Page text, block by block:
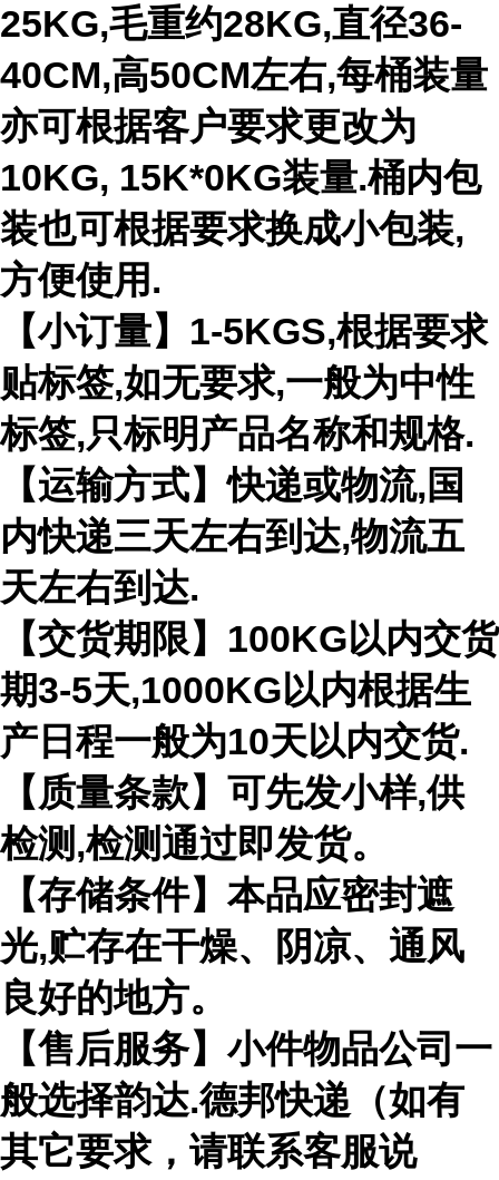
25KG,毛重约28KG,直径36-
40CM,高50CM左右,每桶装量
亦可根据客户要求更改为
10KG, 15K*0KG装量.桶内包
装也可根据要求换成小包装,
方便使用.
【小订量】1-5KGS,根据要求
贴标签,如无要求,一般为中性
标签,只标明产品名称和规格.
【运输方式】快递或物流,国
内快递三天左右到达,物流五
天左右到达.
【交货期限】100KG以内交货
期3-5天,1000KG以内根据生
产日程一般为10天以内交货.
【质量条款】可先发小样,供
检测,检测通过即发货。
【存储条件】本品应密封遮
光,贮存在干燥、阴凉、通风
良好的地方。
【售后服务】小件物品公司一
般选择韵达.德邦快递（如有
其它要求，请联系客服说